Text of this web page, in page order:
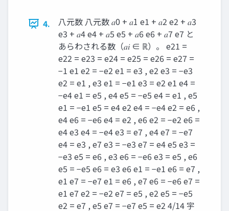
4.
八元数 八元数 𝑎0 + 𝑎1 e1 + 𝑎2 e2 + 𝑎3
e3 + 𝑎4 e4 + 𝑎5 e5 + 𝑎6 e6 + 𝑎7 e7 と
あらわされる数（𝑎𝑖 ∈ ℝ）。 e21 =
e22 = e23 = e24 = e25 = e26 = e27 =
−1 e1 e2 = −e2 e1 = e3 , e2 e3 = −e3
e2 = e1 , e3 e1 = −e1 e3 = e2 e1 e4 =
−e4 e1 = e5 , e4 e5 = −e5 e4 = e1 , e5
e1 = −e1 e5 = e4 e2 e4 = −e4 e2 = e6 ,
e4 e6 = −e6 e4 = e2 , e6 e2 = −e2 e6 =
e4 e3 e4 = −e4 e3 = e7 , e4 e7 = −e7
e4 = e3 , e7 e3 = −e3 e7 = e4 e5 e3 =
−e3 e5 = e6 , e3 e6 = −e6 e3 = e5 , e6
e5 = −e5 e6 = e3 e6 e1 = −e1 e6 = e7 ,
e1 e7 = −e7 e1 = e6 , e7 e6 = −e6 e7 =
e1 e7 e2 = −e2 e7 = e5 , e2 e5 = −e5
e2 = e7 , e5 e7 = −e7 e5 = e2 4/14 宇